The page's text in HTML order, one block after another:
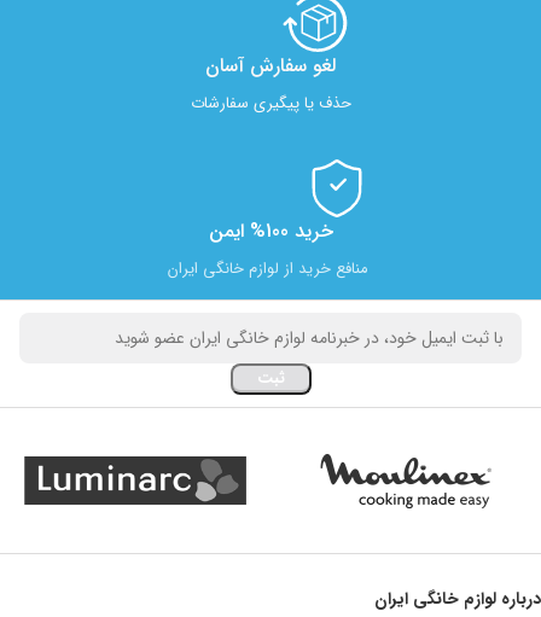
لغو سفارش آسان​
حذف یا پیگیری سفارشات
خرید 100% ایمن
منافع خرید از لوازم خانگی ایران
درباره لوازم خانگی ایران